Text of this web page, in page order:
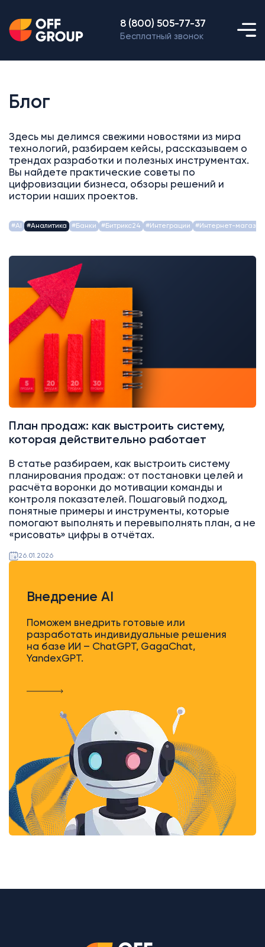
8 (800) 505-77-37
Бесплатный звонок
Блог
Здесь мы делимся свежими новостями из мира
технологий, разбираем кейсы, рассказываем о
трендах разработки и полезных инструментах.
Вы найдете практические советы по
цифровизации бизнеса, обзоры решений и
истории наших проектов.
#AI #Аналитика #Банки #Битрикс24 #Интеграции #Интернет-
Битрикс24
План продаж: как выстроить систему,
которая действительно работает
В статье разбираем, как выстроить систему
планирования продаж: от постановки целей и
расчёта воронки до мотивации команды и
контроля показателей. Пошаговый подход,
понятные примеры и инструменты, которые
помогают выполнять и перевыполнять план, а не
«рисовать» цифры в отчётах.
26.01.2026
Внедрение AI
Поможем внедрить готовые или
разработать индивидуальные решения
на базе ИИ – ChatGPT, GagaChat,
YandexGPT.